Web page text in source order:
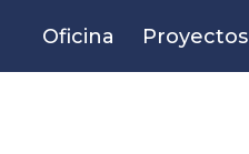
Oficina Proyectos